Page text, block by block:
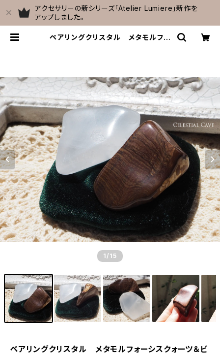
アクセサリーの新シリーズ「Atelier Lumiere」新作を
アップしました。
ペアリングクリスタル メタモルフォ
1 /15
ペアリングクリスタル メタモルフォーシスクォーツ＆ビ